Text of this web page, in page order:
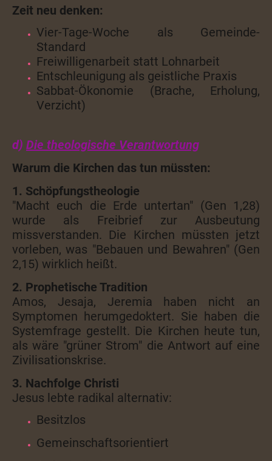
Zeit neu denken:
Vier-Tage-Woche als Gemeinde-
Standard
Freiwilligenarbeit statt Lohnarbeit
Entschleunigung als geistliche Praxis
Sabbat-Ökonomie (Brache, Erholung,
Verzicht)
d) Die theologische Verantwortung
Warum die Kirchen das tun müssten:
1. Schöpfungstheologie
"Macht euch die Erde untertan" (Gen 1,28)
wurde als Freibrief zur Ausbeutung
missverstanden. Die Kirchen müssten jetzt
vorleben, was "Bebauen und Bewahren" (Gen
2,15) wirklich heißt.
2. Prophetische Tradition
Amos, Jesaja, Jeremia haben nicht an
Symptomen herumgedoktert. Sie haben die
Systemfrage gestellt. Die Kirchen heute tun,
als wäre "grüner Strom" die Antwort auf eine
Zivilisationskrise.
3. Nachfolge Christi
Jesus lebte radikal alternativ:
Besitzlos
Gemeinschaftsorientiert